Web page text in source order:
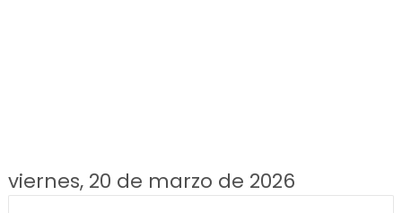
viernes, 20 de marzo de 2026